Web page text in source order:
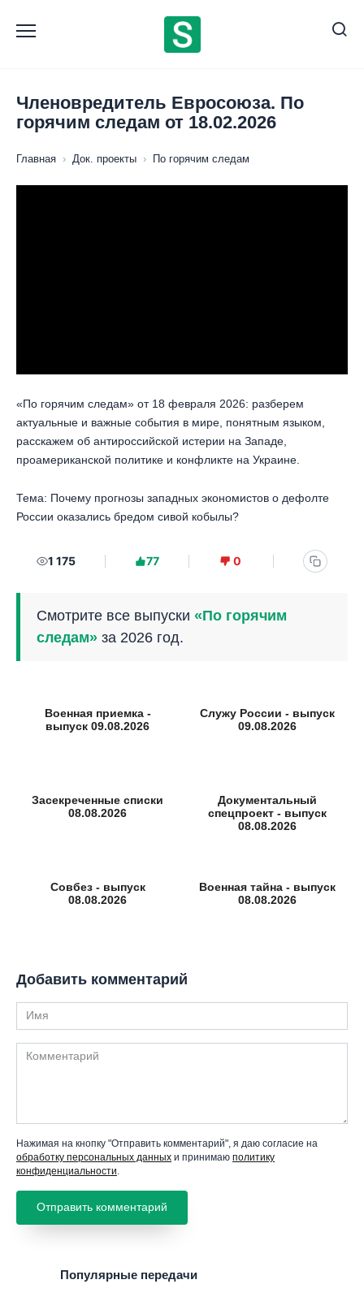
содержанию
Членовредитель Евросоюза. По
горячим следам от 18.02.2026
Главная › Док. проекты › По горячим следам
«По горячим следам» от 18 февраля 2026: разберем
актуальные и важные события в мире, понятным языком,
расскажем об антироссийской истерии на Западе,
проамериканской политике и конфликте на Украине.
Тема: Почему прогнозы западных экономистов о дефолте
России оказались бредом сивой кобылы?
1 175 77 0
Смотрите все выпуски «По горячим
следам» за 2026 год.
Военная приемка -
выпуск 09.08.2026
Служу России - выпуск
09.08.2026
Засекреченные списки
08.08.2026
Документальный
спецпроект - выпуск
08.08.2026
Совбез - выпуск
08.08.2026
Военная тайна - выпуск
08.08.2026
Добавить комментарий
Имя
Комментарий
Нажимая на кнопку "Отправить комментарий", я даю согласие на
обработку персональных данных и принимаю политику
конфиденциальности
Популярные передачи